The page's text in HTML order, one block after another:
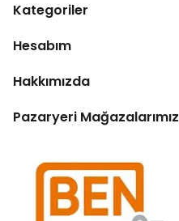
Kategoriler
Hesabım
Hakkımızda
Pazaryeri Mağazalarımız